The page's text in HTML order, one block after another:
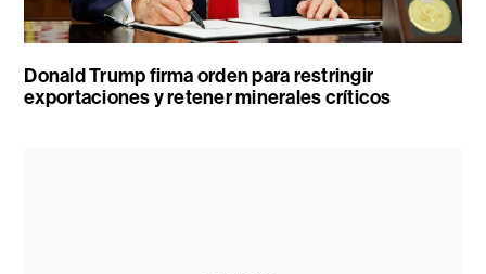
Donald Trump firma orden para restringir
exportaciones y retener minerales críticos